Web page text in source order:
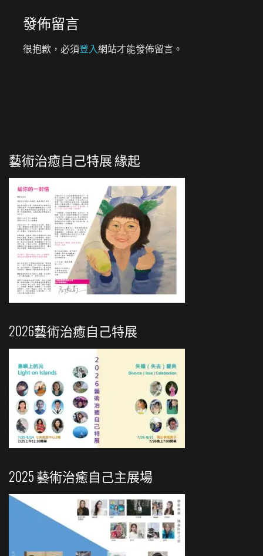
發佈留言
很抱歉，必須登入網站才能發佈留言。
藝術治癒自己特展 緣起
2026藝術治癒自己特展
2025 藝術治癒自己主展場